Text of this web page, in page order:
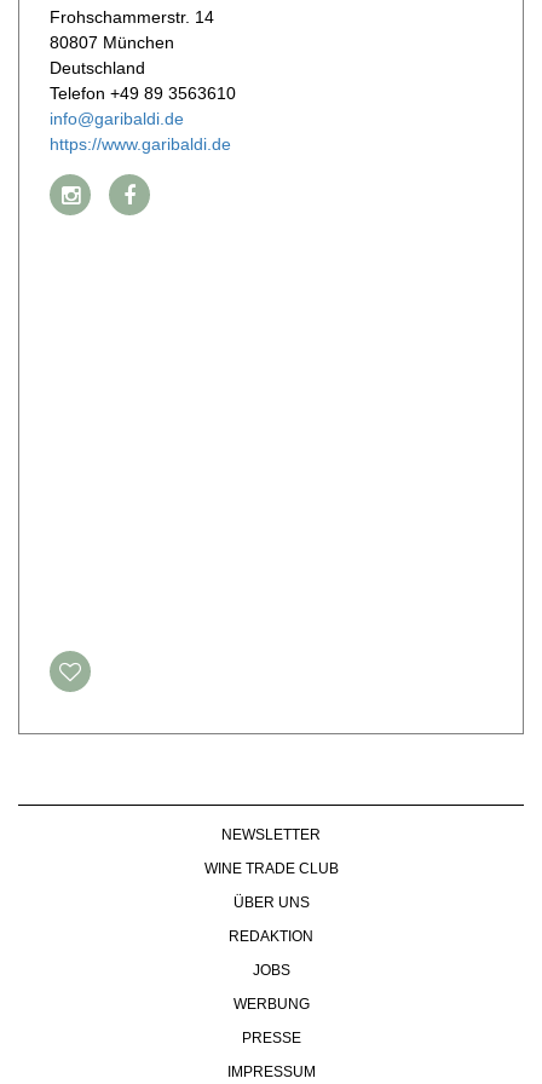
WERBUNG
PRESSE
AGB & DATENSCHUTZ
FAQ
Frohschammerstr. 14
80807 München
Deutschland
Telefon +49 89 3563610
info@garibaldi.de
https://www.garibaldi.de
NEWSLETTER
WINE TRADE CLUB
ÜBER UNS
REDAKTION
JOBS
WERBUNG
PRESSE
IMPRESSUM